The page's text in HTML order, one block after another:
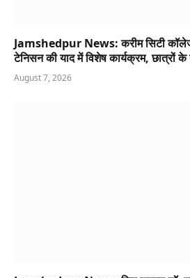
Jamshedpur News: करीम सिटी
टेनिसन की याद में विशेष कार्यक्रम, छात्रों
August 7, 2026